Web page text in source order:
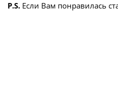
P.S. Если Вам понравилась